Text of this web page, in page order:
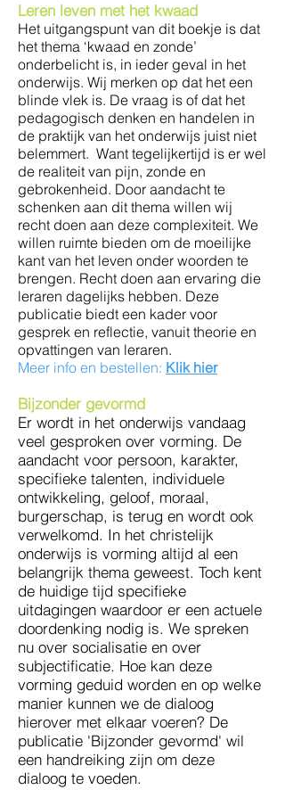
Leren leven met het kwaad
Het uitgangspunt van dit boekje is dat
het thema ‘kwaad en zonde’
onderbelicht is, in ieder geval in het
onderwijs. Wij merken op dat het een
blinde vlek is. De vraag is of dat het
pedagogisch denken en handelen in
de praktijk van het onderwijs juist niet
belemmert. Want tegelijkertijd is er wel
de realiteit van pijn, zonde en
gebrokenheid. Door aandacht te
schenken aan dit thema willen wij
recht doen aan deze complexiteit. We
willen ruimte bieden om de moeilijke
kant van het leven onder woorden te
brengen. Recht doen aan ervaring die
leraren dagelijks hebben. Deze
publicatie biedt een kader voor
gesprek en reflectie, vanuit theorie en
opvattingen van leraren.
Meer info en bestellen: Klik hier
Bijzonder gevormd
Er wordt in het onderwijs vandaag
veel gesproken over vorming. De
aandacht voor persoon, karakter,
specifieke talenten, individuele
ontwikkeling, geloof, moraal,
burgerschap, is terug en wordt ook
verwelkomd. In het christelijk
onderwijs is vorming altijd al een
belangrijk thema geweest. Toch kent
de huidige tijd specifieke
uitdagingen waardoor er een actuele
doordenking nodig is. We spreken
nu over socialisatie en over
subjectificatie. Hoe kan deze
vorming geduid worden en op welke
manier kunnen we de dialoog
hierover met elkaar voeren? De
publicatie 'Bijzonder gevormd' wil
een handreiking zijn om deze
dialoog te voeden.